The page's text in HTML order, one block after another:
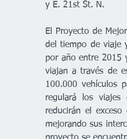
y E. 21st St. N.
El Proyecto de
del tiempo de viaje
por año entre 2015
viajan a través de
100.000 vehículos
regulará los viajes
reducirán el
mejorando sus